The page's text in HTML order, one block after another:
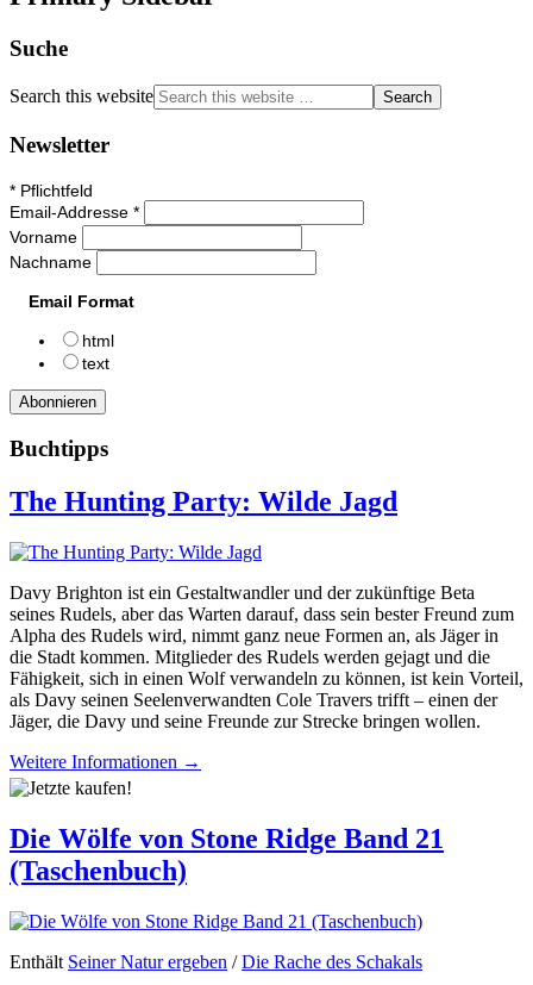
Suche
Search this website
Newsletter
* Pflichtfeld
Email-Addresse *
Vorname
Nachname
Email Format
html
text
Buchtipps
The Hunting Party: Wilde Jagd
Davy Brighton ist ein Gestaltwandler und der zukünftige Beta
seines Rudels, aber das Warten darauf, dass sein bester Freund zum
Alpha des Rudels wird, nimmt ganz neue Formen an, als Jäger in
die Stadt kommen. Mitglieder des Rudels werden gejagt und die
Fähigkeit, sich in einen Wolf verwandeln zu können, ist kein Vorteil,
als Davy seinen Seelenverwandten Cole Travers trifft – einen der
Jäger, die Davy und seine Freunde zur Strecke bringen wollen.
Weitere Informationen →
Die Wölfe von Stone Ridge Band 21
(Taschenbuch)
Enthält Seiner Natur ergeben /Die Rache des Schakals